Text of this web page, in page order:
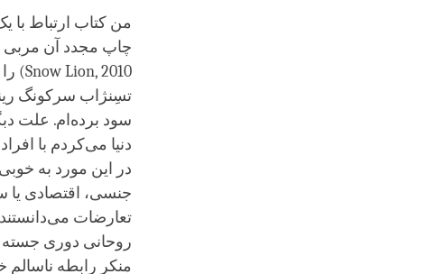
من کتاب ارتباط با
چاپ مجدد آن مربی
Snow Lion, 2010
)
تسِنژاب سرکونگ
سود برده‌ام. علت
دنیا می‌کردم با
در این مورد به
جنسی، اقتصادی یا
تعارضات
روحانی دوری جسته
منکر رابطه ناسالم